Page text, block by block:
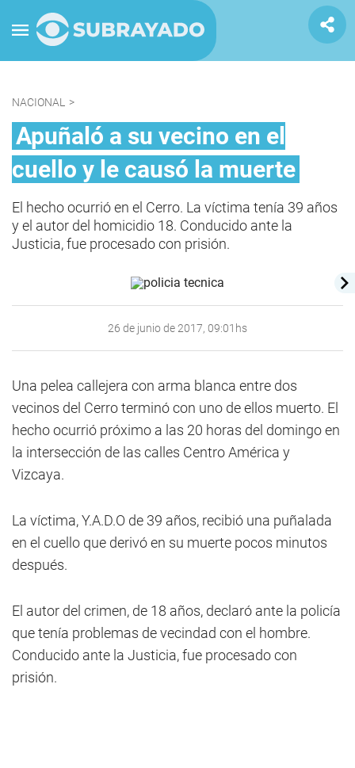
NACIONAL >
Apuñaló a su vecino en el
cuello y le causó la muerte
El hecho ocurrió en el Cerro. La víctima tenía 39 años
y el autor del homicidio 18. Conducido ante la
Justicia, fue procesado con prisión.
26 de junio de 2017, 09:01hs
Una pelea callejera con arma blanca entre dos
vecinos del Cerro terminó con uno de ellos muerto. El
hecho ocurrió próximo a las 20 horas del domingo en
la intersección de las calles Centro América y
Vizcaya.
La víctima, Y.A.D.O de 39 años, recibió una puñalada
en el cuello que derivó en su muerte pocos minutos
después.
El autor del crimen, de 18 años, declaró ante la policía
que tenía problemas de vecindad con el hombre.
Conducido ante la Justicia, fue procesado con
prisión.